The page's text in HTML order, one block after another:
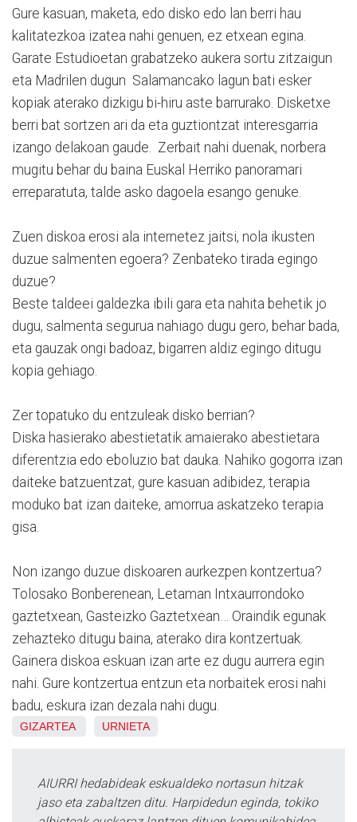
Gure kasuan, maketa, edo disko edo lan berri hau
kalitatezkoa izatea nahi genuen, ez etxean egina.
Garate Estudioetan grabatzeko aukera sortu zitzaigun
eta Madrilen dugun Salamancako lagun bati esker
kopiak aterako dizkigu bi-hiru aste barrurako. Disketxe
berri bat sortzen ari da eta guztiontzat interesgarria
izango delakoan gaude. Zerbait nahi duenak, norbera
mugitu behar du baina Euskal Herriko panoramari
erreparatuta, talde asko dagoela esango genuke.
Zuen diskoa erosi ala internetez jaitsi, nola ikusten
duzue salmenten egoera? Zenbateko tirada egingo
duzue?
Beste taldeei galdezka ibili gara eta nahita behetik jo
dugu, salmenta segurua nahiago dugu gero, behar bada,
eta gauzak ongi badoaz, bigarren aldiz egingo ditugu
kopia gehiago.
Zer topatuko du entzuleak disko berrian?
Diska hasierako abestietatik amaierako abestietara
diferentzia edo eboluzio bat dauka. Nahiko gogorra izan
daiteke batzuentzat, gure kasuan adibidez, terapia
moduko bat izan daiteke, amorrua askatzeko terapia
gisa.
Non izango duzue diskoaren aurkezpen kontzertua?
Tolosako Bonberenean, Letaman Intxaurrondoko
gaztetxean, Gasteizko Gaztetxean… Oraindik egunak
zehazteko ditugu baina, aterako dira kontzertuak.
Gainera diskoa eskuan izan arte ez dugu aurrera egin
nahi. Gure kontzertua entzun eta norbaitek erosi nahi
badu, eskura izan dezala nahi dugu.
GIZARTEA URNIETA
AIURRI hedabideak eskualdeko nortasun hitzak
jaso eta zabaltzen ditu. Harpidedun eginda, tokiko